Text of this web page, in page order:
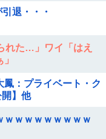
退・・・
れた…」ワイ「はえ
鳳：プライベート・ク
開】他
ｗｗｗｗｗｗｗｗｗ